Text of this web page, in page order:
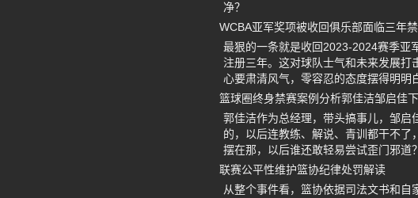
净？
WCBA亚军奖项被收回俱乐部面临三年
最狠的一条就是收回2023-2024赛季亚
注册三年。这对球队士气和未来发展
心要肃清风气，零容忍的态度摆得明明
篮球圈终身禁赛案例分析郭佳洁邹启佳
郭佳洁作为总经理，带头搞事儿，邹
的，以后连教练、解说、青训都干不了
摆在那，以后谁还敢轻易尝试歪门邪道
联赛公平性维护篮协纪律处罚解读
从整个事件看，篮协依据司法文书和